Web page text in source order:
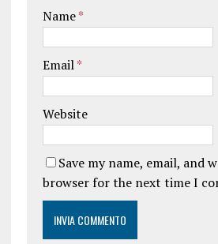
Name*
Email*
Website
Save my name, email, and
browser for the next time I